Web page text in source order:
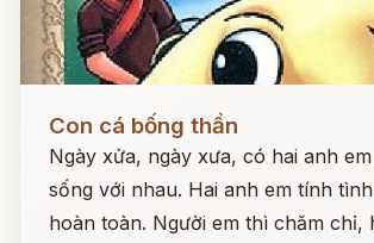
Con cá bống thần
Ngày xửa, ngày xưa, có hai anh
sống với nhau. Hai anh em tính
hoàn toàn. Người em thì chăm chỉ,